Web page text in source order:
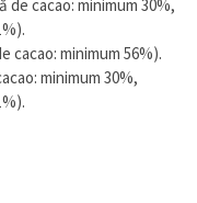
cacao: minimum 30%,
cacao: minimum 56%).
minimum 30%,